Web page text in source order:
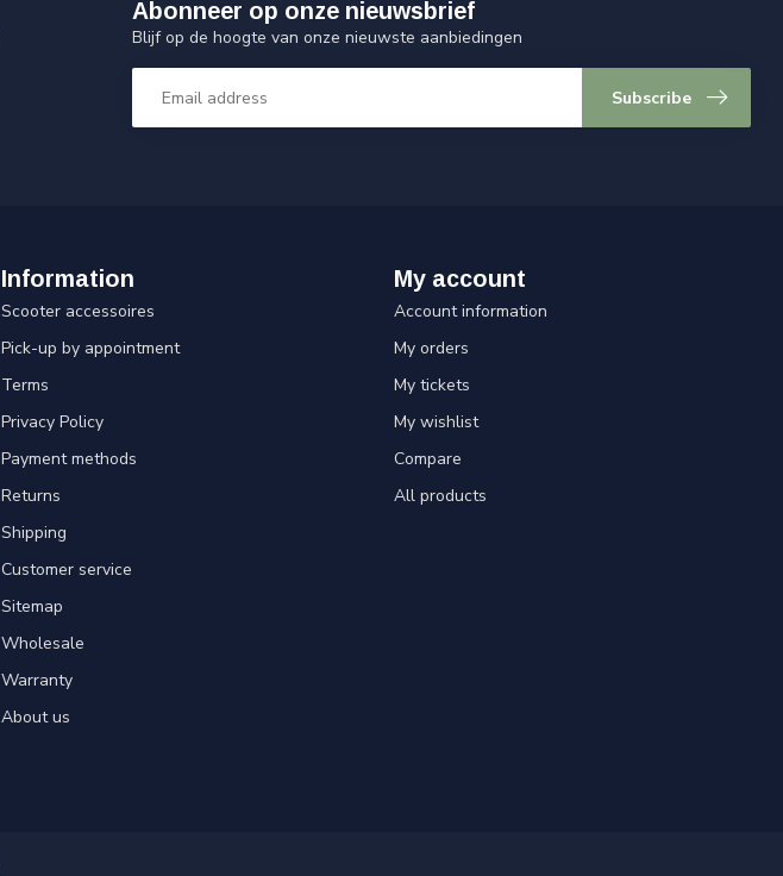
Abonneer op onze nieuwsbrief
Blijf op de hoogte van onze nieuwste aanbiedingen
Subscribe
Information
Scooter accessoires
Pick-up by appointment
Terms
Privacy Policy
Payment methods
Returns
Shipping
Customer service
Sitemap
Wholesale
Warranty
About us
My account
Account information
My orders
My tickets
My wishlist
Compare
All products